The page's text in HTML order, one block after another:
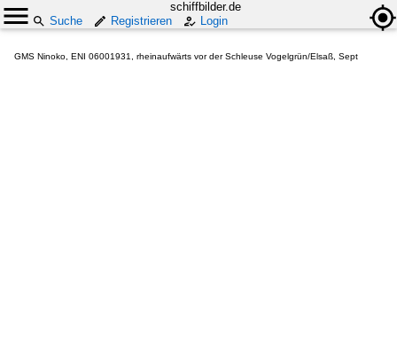
schiffbilder.de
Suche
Registrieren Login
GMS Ninoko, ENI 06001931, rheinaufwärts vor der Schleuse Vogelgrün/Elsaß, Sept